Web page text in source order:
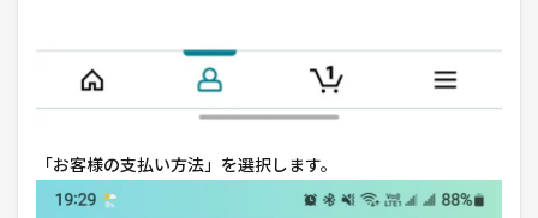
「お客様の支払い方法」を選択します。